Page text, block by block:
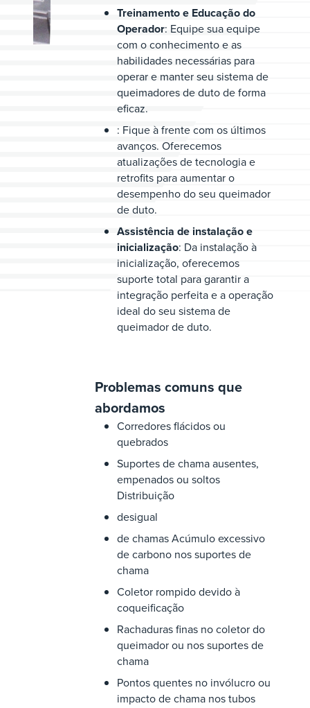
Treinamento e Educação do
Operador: Equipe sua equipe
com o conhecimento e as
habilidades necessárias para
operar e manter seu sistema de
queimadores de duto de forma
eficaz.
: Fique à frente com os últimos
avanços. Oferecemos
atualizações de tecnologia e
retrofits para aumentar o
desempenho do seu queimador
de duto.
Assistência de instalação e
inicialização: Da instalação à
inicialização, oferecemos
suporte total para garantir a
integração perfeita e a operação
ideal do seu sistema de
queimador de duto.
Problemas comuns que
abordamos
Corredores flácidos ou
quebrados
Suportes de chama ausentes,
empenados ou soltos
Distribuição
desigual
de chamas Acúmulo excessivo
de carbono nos suportes de
chama
Coletor rompido devido à
coqueificação
Rachaduras finas no coletor do
queimador ou nos suportes de
chama
Pontos quentes no invólucro ou
impacto de chama nos tubos